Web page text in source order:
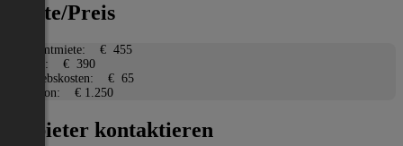
Miete/Preis
Gesamtmiete:
€ 455
Miete:
€ 390
Betriebskosten:
€ 65
Kaution:
€ 1.250
Anbieter kontaktieren